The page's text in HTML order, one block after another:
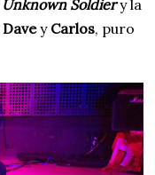
Unknown Soldiery la
Davey Carlos, puro